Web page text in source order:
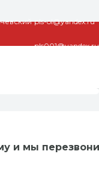
pls-ol@yandex.ru
pls001@yandex.ru
и мы